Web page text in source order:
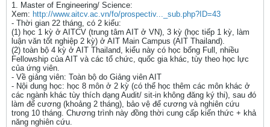
1. Master of Engineering/ Science:
Xem: http://www.aitcv.ac.vn/fo/prospectiv..._sub.php?ID=43
- Thời gian 22 tháng, có 2 kiểu:
(1) học 1 kỳ ở AITCV (trung tâm AIT ở VN), 3 kỳ (học tiếp 1 kỳ, làm
luận văn tốt nghiệp 2 kỳ) ở AIT Main Campus (AIT Thailand).
(2) toàn bộ 4 kỳ ở AIT Thailand, kiểu này có học bổng Full, nhiều
Fellowship của AIT và các tổ chức, quốc gia khác, tùy theo học lực
của ứng viên.
- Về giảng viên: Toàn bộ do Giảng viên AIT
- Nội dung học: học 8 môn ở 2 kỳ (có thể học thêm các môn khác ở
các ngành khác tùy thích dạng Audit/ sit-in không đăng ký thi), sau đó
làm để cương (khoảng 2 tháng), bảo vệ để cương và nghiên cứu
trong 10 tháng. Chương trình này đồng thời cung cấp kiến thức + khả
năng nghiên cứu.